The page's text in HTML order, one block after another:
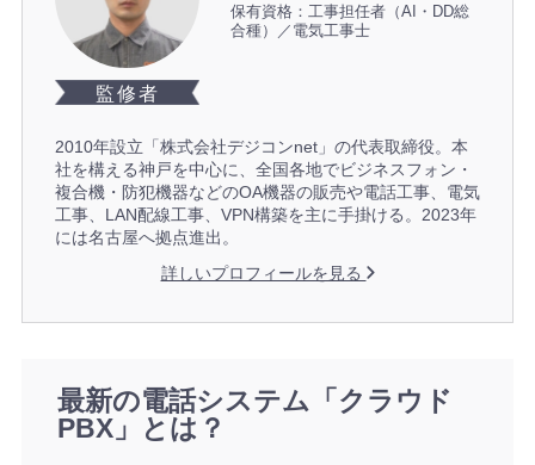
監修者
保有資格：工事担任者（AI・DD総
合種）／電気工事士
2010年設立「株式会社デジコンnet」の代表取締役。本
社を構える神戸を中心に、全国各地でビジネスフォン・
複合機・防犯機器などのOA機器の販売や電話工事、電気
工事、LAN配線工事、VPN構築を主に手掛ける。2023年
には名古屋へ拠点進出。
詳しいプロフィールを見る
最新の電話システム「クラウド
PBX」とは？